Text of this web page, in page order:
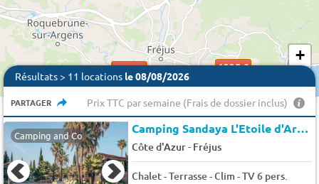
2331 € 1335 €
2331€
+
Résultats > 11 locations le 08/08/2026
PARTAGER Prix TTC par semaine (Frais de dossier inclus)
Camping and Co Camping Sandaya L'Etoile d'Argens
Côte d'Azur- Fréjus
Chalet - Terrasse - Clim - TV 6 pers.